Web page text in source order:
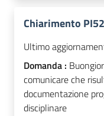
Chiarimento
Ultimo
Domanda :
comunicare che
documentazione
disciplinare